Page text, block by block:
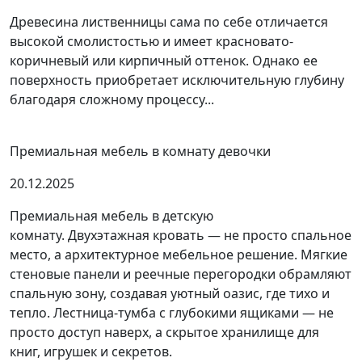
Древесина лиственницы сама по себе отличается
высокой смолистостью и имеет красновато-
коричневый или кирпичный оттенок. Однако ее
поверхность приобретает исключительную глубину
благодаря сложному процессу...
Премиальная мебель в комнату девочки
20.12.2025
Премиальная мебель в детскую
комнату. Двухэтажная кровать — не просто спальное
место, а архитектурное мебельное решение. Мягкие
стеновые панели и реечные перегородки обрамляют
спальную зону, создавая уютный оазис, где тихо и
тепло. Лестница-тумба с глубокими ящиками — не
просто доступ наверх, а скрытое хранилище для
книг, игрушек и секретов.